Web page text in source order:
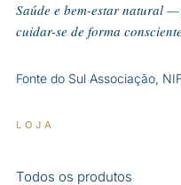
Saúde e bem-estar natural
cuidar-se de forma
Fonte do Sul Associação,
LOJA
Todos os produtos